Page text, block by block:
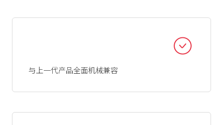
与上一代产品全面机械兼容